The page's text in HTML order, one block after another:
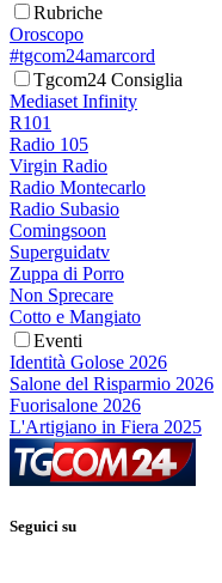
Rubriche
Oroscopo
#tgcom24amarcord
Tgcom24 Consiglia
Mediaset Infinity
R101
Radio 105
Virgin Radio
Radio Montecarlo
Radio Subasio
Comingsoon
Superguidatv
Zuppa di Porro
Non Sprecare
Cotto e Mangiato
Eventi
Identità Golose 2026
Salone del Risparmio 2026
Fuorisalone 2026
L'Artigiano in Fiera 2025
Seguici su